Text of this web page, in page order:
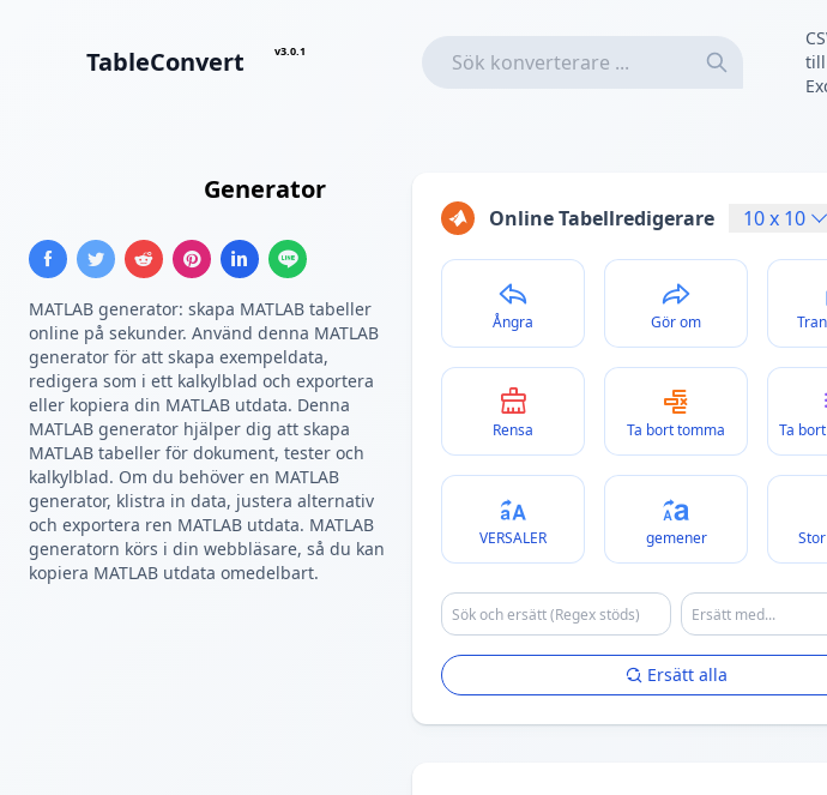
TableConvert v3.0.1
till
Generator
MATLAB generator: skapa MATLAB tabeller
online på sekunder. Använd denna MATLAB
generator för att skapa exempeldata,
redigera som i ett kalkylblad och exportera
eller kopiera din MATLAB utdata. Denna
MATLAB generator hjälper dig att skapa
MATLAB tabeller för dokument, tester och
kalkylblad. Om du behöver en MATLAB
generator, klistra in data, justera alternativ
och exportera ren MATLAB utdata. MATLAB
generatorn körs i din webbläsare, så du kan
kopiera MATLAB utdata omedelbart.
Online Tabellredigerare 10x 10
Ångra Gör om
Rensa Ta bort tomma Ta
VERSALER gemener
Ersätt alla